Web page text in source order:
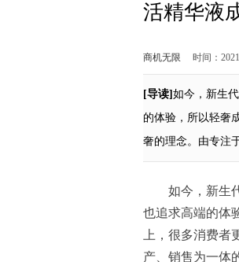
活精华液
商机无限 时间：
[导读] 如今，新生
的体验，所以轻奢
奢的理念。由专注
如今，新生
也追求高端的体
上，很多消费
产、销售为一体